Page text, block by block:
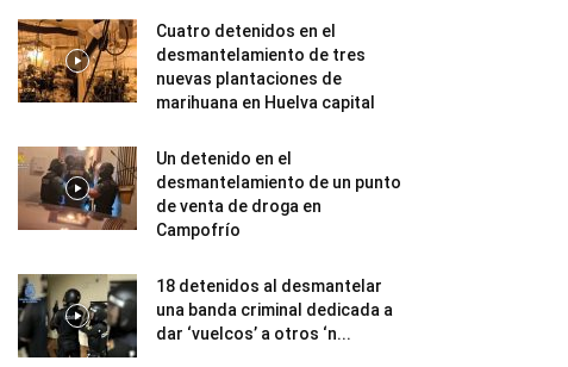
Cuatro detenidos en el
desmantelamiento de tres
nuevas plantaciones de
marihuana en Huelva capital
Un detenido en el
desmantelamiento de un punto
de venta de droga en
Campofrío
18 detenidos al desmantelar
una banda criminal dedicada a
dar ‘vuelcos’ a otros ‘n...